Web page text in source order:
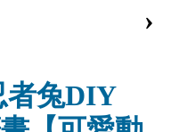
›
者兔DIY